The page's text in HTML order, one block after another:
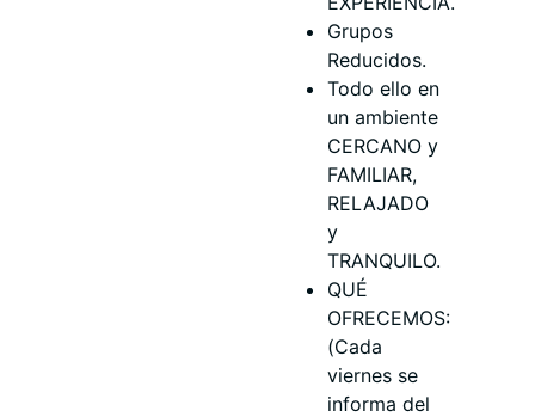
Grupos
Reducidos.
Todo ello en
un ambiente
CERCANO y
FAMILIAR,
RELAJADO
y
TRANQUILO.
QUÉ
OFRECEMOS:
(Cada
viernes se
informa del